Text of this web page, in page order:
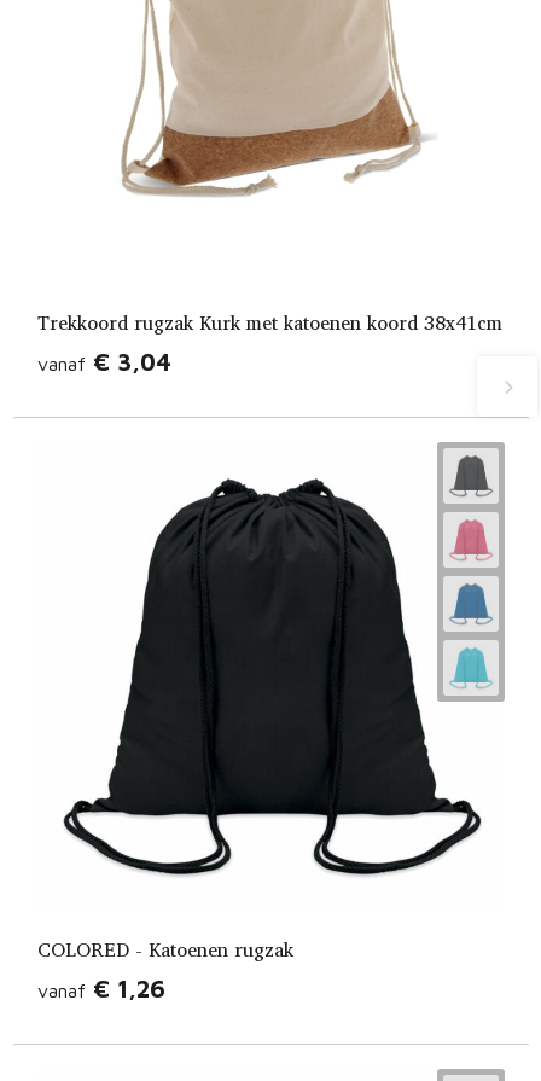
Trekkoord rugzak Kurk met katoenen koord 38x41cm
vanaf € 3,04
COLORED - Katoenen rugzak
vanaf € 1,26